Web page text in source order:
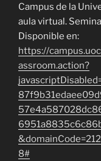
Campus de la
aula virtual.
Disponible en:
https://
assroom.action?
8#